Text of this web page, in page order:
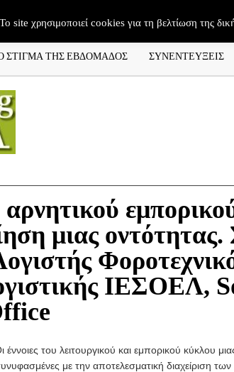
ΣΤΙΓΜΑ ΤΗΣ ΕΒΔΟΜΑΔΟΣ ΣΥΝΕΝΤΕΥΞΕΙΣ
μιας
ΙΕΣΟΕΛ,
ι έννοιες του λειτουργικού και εμπορικού κύκλου
με την αποτελεσματική διαχείριση
To site χρησιμοποιεί cookies για τη βελτίωση της